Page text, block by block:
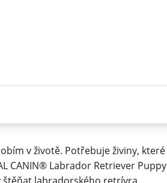
v životě. Potřebuje živiny, které
CANIN® Labrador Retriever Puppy